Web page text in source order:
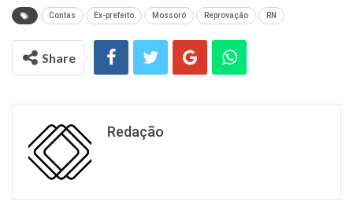
Contas Ex-prefeito Mossoró Reprovação RN
Share
Redação